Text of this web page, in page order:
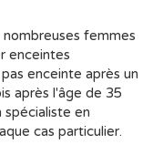
femmes
enceintes
enceinte après un
après l'âge de 35
spécialiste en
cas particulier.